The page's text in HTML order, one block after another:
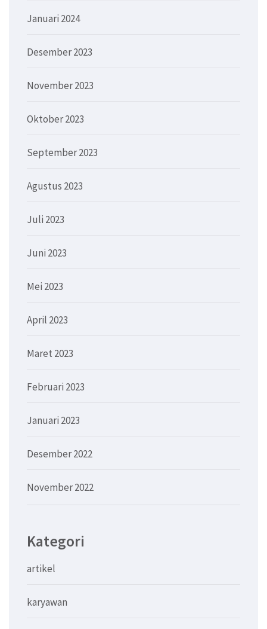
Januari 2024
Desember 2023
November 2023
Oktober 2023
September 2023
Agustus 2023
Juli 2023
Juni 2023
Mei 2023
April 2023
Maret 2023
Februari 2023
Januari 2023
Desember 2022
November 2022
Kategori
artikel
karyawan